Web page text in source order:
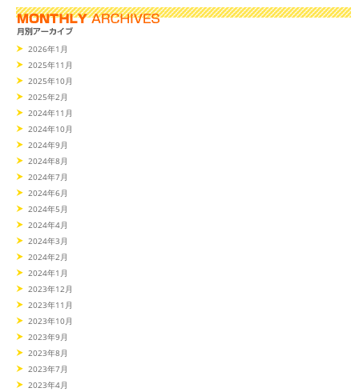
2026年1月
2025年11月
2025年10月
2025年2月
2024年11月
2024年10月
2024年9月
2024年8月
2024年7月
2024年6月
2024年5月
2024年4月
2024年3月
2024年2月
2024年1月
2023年12月
2023年11月
2023年10月
2023年9月
2023年8月
2023年7月
2023年4月